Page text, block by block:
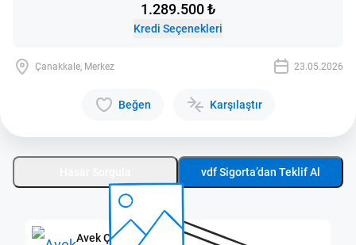
1.289.500 ₺
Kredi Seçenekleri
Çanakkale, Merkez 23.05.2026
Beğen Karşılaştır
vdf Sigorta’dan Teklif Al
Avek Çanakkale